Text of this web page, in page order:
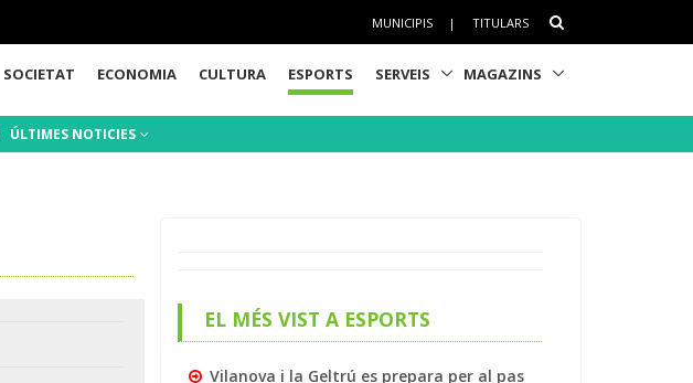
MUNICIPIS | TITULARS
SOCIETAT ECONOMIA CULTURA ESPORTS SERVEIS MAGAZINS
ÚLTIMES NOTICIES
EL MÉS VIST A ESPORTS
Vilanova i la Geltrú es prepara per al pas